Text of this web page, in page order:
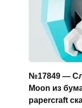
№17849 —
Moon из
papercraft